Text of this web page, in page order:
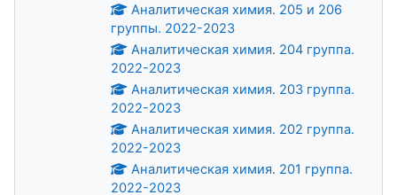
Аналитическая химия. 205 и 206
группы. 2022-2023
Аналитическая химия. 204 группа.
2022-2023
Аналитическая химия. 203 группа.
2022-2023
Аналитическая химия. 202 группа.
2022-2023
Аналитическая химия. 201 группа.
2022-2023